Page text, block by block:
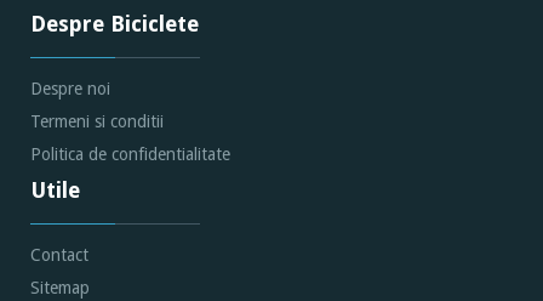
Despre Biciclete
Despre noi
Termeni si conditii
Politica de confidentialitate
Utile
Contact
Sitemap